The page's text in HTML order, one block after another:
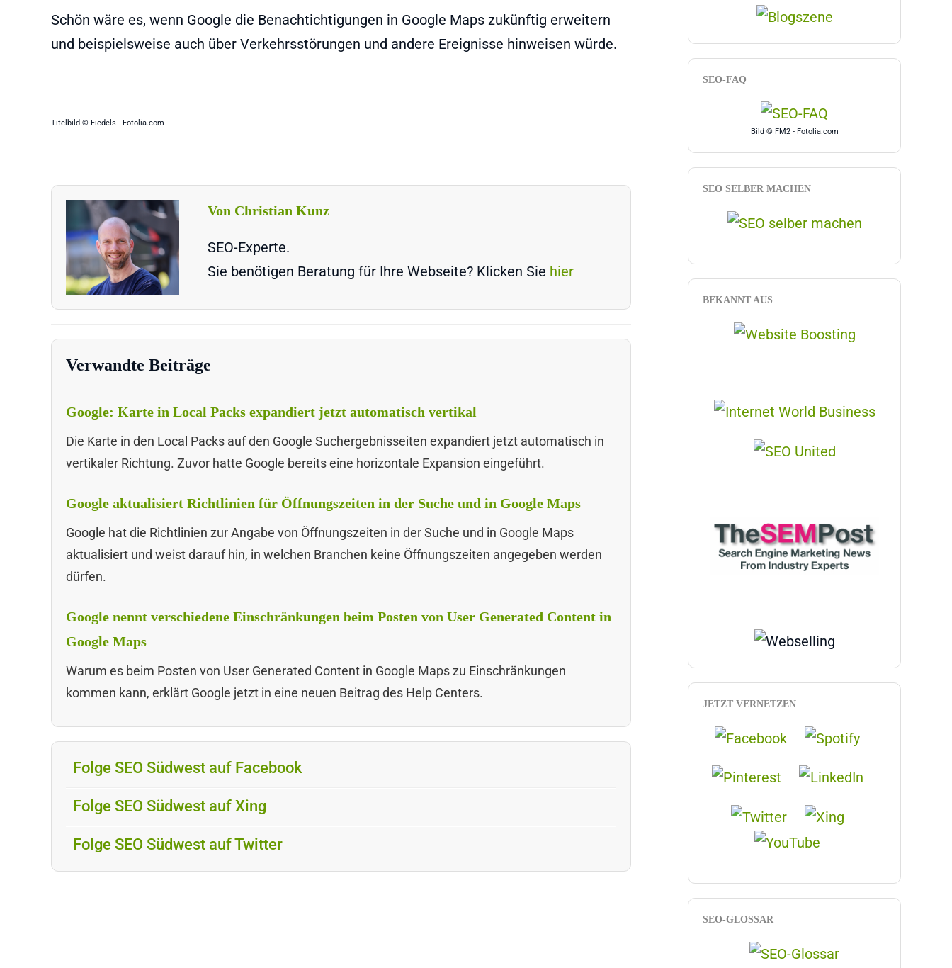
Schön wäre es, wenn Google die Benachtichtigungen in Google Maps zukünftig erweitern
und beispielsweise auch über Verkehrsstörungen und andere Ereignisse hinweisen würde.
Titelbild © Fiedels - Fotolia.com
Von Christian Kunz
SEO-Experte.
Sie benötigen Beratung für Ihre Webseite? Klicken Sie hier
Verwandte Beiträge
Google: Karte in Local Packs expandiert jetzt automatisch vertikal
Die Karte in den Local Packs auf den Google Suchergebnisseiten expandiert jetzt automatisch in
vertikaler Richtung. Zuvor hatte Google bereits eine horizontale Expansion eingeführt.
Google aktualisiert Richtlinien für Öffnungszeiten in der Suche und in Google Maps
Google hat die Richtlinien zur Angabe von Öffnungszeiten in der Suche und in Google Maps
aktualisiert und weist darauf hin, in welchen Branchen keine Öffnungszeiten angegeben werden
dürfen.
Google nennt verschiedene Einschränkungen beim Posten von User Generated Content in
Google Maps
Warum es beim Posten von User Generated Content in Google Maps zu Einschränkungen
kommen kann, erklärt Google jetzt in eine neuen Beitrag des Help Centers.
Folge SEO Südwest auf Facebook
Folge SEO Südwest auf Xing
Folge SEO Südwest auf Twitter
SEO-FAQ
Bild © FM2 - Fotolia.com
SEO SELBER MACHEN
BEKANNT AUS
JETZT VERNETZEN
SEO-GLOSSAR